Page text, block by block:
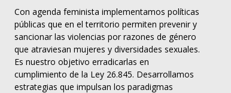
Con agenda feminista implementamos políticas
públicas que en el territorio permiten prevenir y
sancionar las violencias por razones de género
que atraviesan mujeres y diversidades sexuales.
Es nuestro objetivo erradicarlas en
cumplimiento de la Ley 26.845. Desarrollamos
estrategias que impulsan los paradigmas